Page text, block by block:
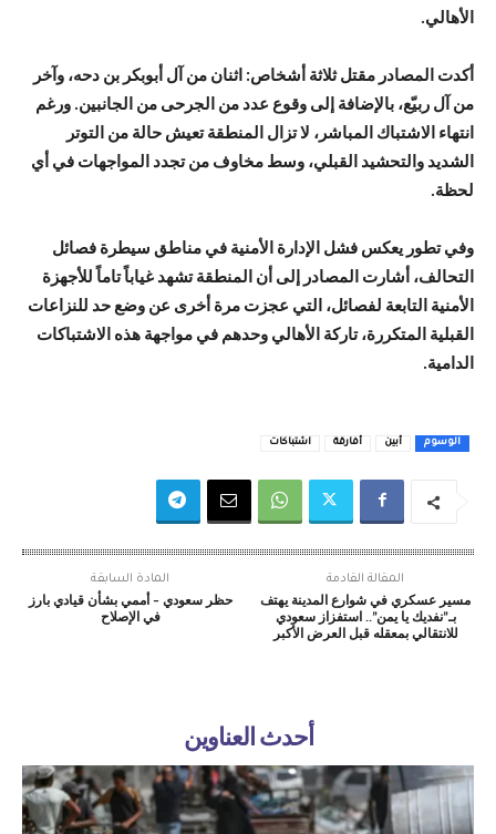
الأهالي.
أكدت المصادر مقتل ثلاثة أشخاص: اثنان من آل أبوبكر بن دحه، وآخر
من آل ربيّع، بالإضافة إلى وقوع عدد من الجرحى من الجانبين. ورغم
انتهاء الاشتباك المباشر، لا تزال المنطقة تعيش حالة من التوتر
الشديد والتحشيد القبلي، وسط مخاوف من تجدد المواجهات في أي
لحظة.
وفي تطور يعكس فشل الإدارة الأمنية في مناطق سيطرة فصائل
التحالف، أشارت المصادر إلى أن المنطقة تشهد غياباً تاماً للأجهزة
الأمنية التابعة لفصائل، التي عجزت مرة أخرى عن وضع حد للنزاعات
القبلية المتكررة، تاركة الأهالي وحدهم في مواجهة هذه الاشتباكات
الدامية.
الوسوم أبين أفارقة اشتباكات
المادة السابقة
حظر سعودي – أممي بشأن قيادي بارز
في الإصلاح
المقالة القادمة
مسير عسكري في شوارع المدينة يهتف
بـ”نفديك يا يمن”.. استفزاز سعودي
للانتقالي بمعقله قبل العرض الأكبر
أحدث العناوين